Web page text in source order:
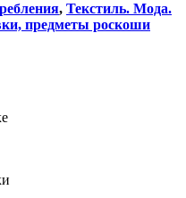
, Текстиль. Мода.
предметы роскоши